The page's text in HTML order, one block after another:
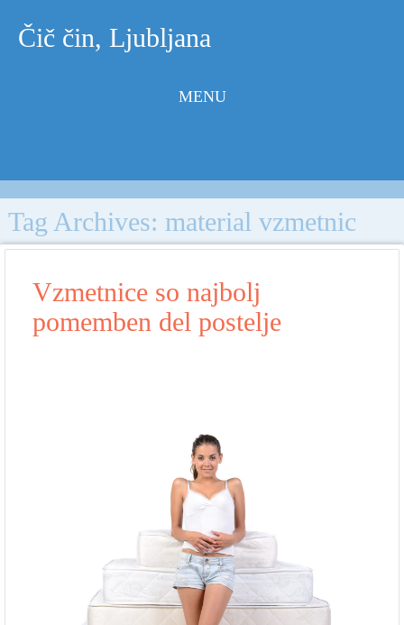
Čič čin, Ljubljana
MENU
Tag Archives: material vzmetnic
Vzmetnice so najbolj
pomemben del postelje